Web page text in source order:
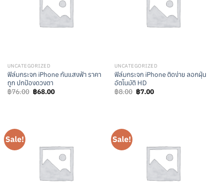
UNCATEGORIZED
ฟิล์มกระจก iPhone กันแสงฟ้า ราคา
ถูก ปกป้องดวงตา
฿76.00 Original
price
฿68.00Current
UNCATEGORIZED
ฟิล์มกระจก iPhone ติดง่าย ลอกฝุ่น
อัตโนมัติ HD
฿8.00 Original
price
฿7.00Current
Sale! Sale!